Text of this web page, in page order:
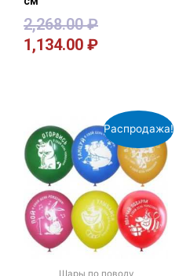
2,268.00₽
1,134.00 ₽
Распродажа!
Шары по поводу